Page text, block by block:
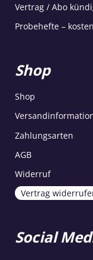
Vertrag / Abo
Probehefte –
Shop
Shop
Zahlungsarten
AGB
Widerruf
Vertrag
Social